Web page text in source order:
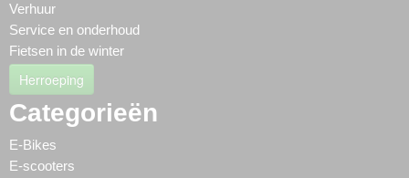
Verhuur
Service en onderhoud
Fietsen in de winter
Herroeping
Categorieën
E-Bikes
E-scooters